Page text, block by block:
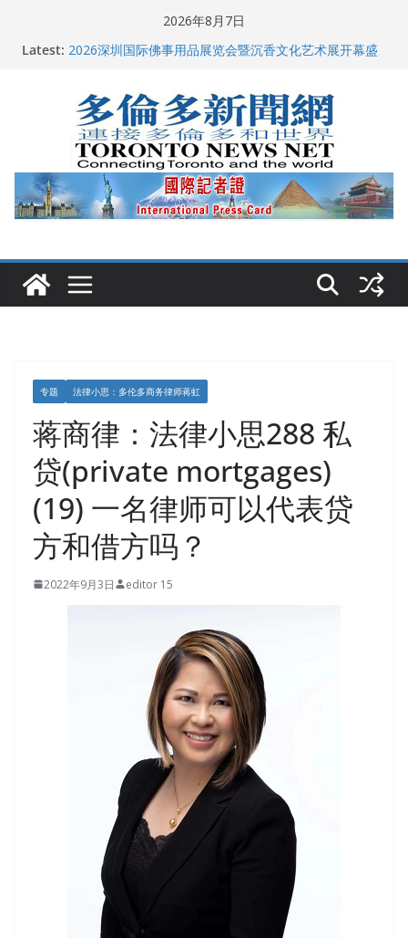
2026年8月7日
Latest:
多伦多市长选举拉开帷幕 多名华人候选人宣布角逐
2026深圳国际佛事用品展览会暨沉香文化艺术展开幕盛
关加拿大就业
2026加拿大青少年儿童绘画比赛颁奖典礼多伦多举行
龚晓华参加多伦多骄傲大游行 与市民分享竞选理念
专题 法律小思：多伦多商务律师蒋虹
蒋商律：法律小思288 私
贷(private mortgages)
(19) 一名律师可以代表贷
方和借方吗？
2022年9月3日 editor 15